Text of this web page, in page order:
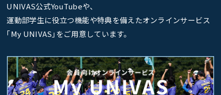
UNIVAS公式YouTubeや、
運動部学生に役立つ機能や特典を備えたオンラインサービス
｢My UNIVAS｣をご用意しています。